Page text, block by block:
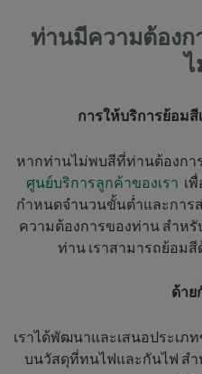
ท่านมีความต้องก
ไ
การให้บริการย้อม
หากท่านไม่พบสีที่ท่านต้องก
ศูนย์บริการลูกค้าของเรา เ
กำหนดจำนวนขั้นต่ำและการ
ความต้องการของท่าน สำห
ท่าน เราสามารถย้อม
ด้าย
เราได้พัฒนาและเสนอประเ
บนวัสดุที่ทนไฟและกันไฟ สำ